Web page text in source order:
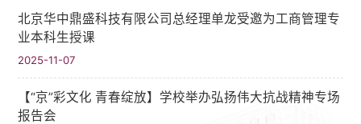
北京华中鼎盛科技有限公司总经理单龙受邀为工商管理专
业本科生授课
2025-11-07
【“京”彩文化 青春绽放】学校举办弘扬伟大抗战精神专场
报告会